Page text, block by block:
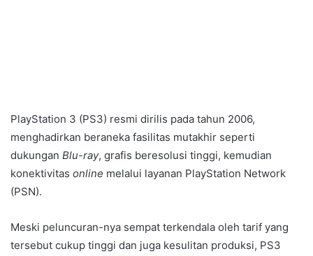
PlayStation 3 (PS3) resmi dirilis pada tahun 2006,
menghadirkan beraneka fasilitas mutakhir seperti
dukungan Blu-ray, grafis beresolusi tinggi, kemudian
konektivitas online melalui layanan PlayStation Network
(PSN).
Meski peluncuran-nya sempat terkendala oleh tarif yang
tersebut cukup tinggi dan juga kesulitan produksi, PS3